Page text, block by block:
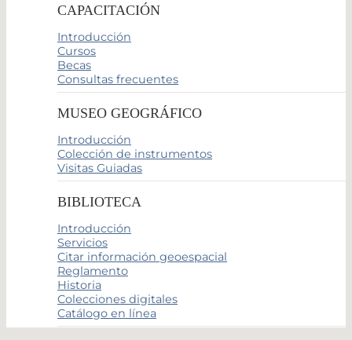
CAPACITACIÓN
Introducción
Cursos
Becas
Consultas frecuentes
MUSEO GEOGRÁFICO
Introducción
Colección de instrumentos
Visitas Guiadas
BIBLIOTECA
Introducción
Servicios
Citar información geoespacial
Reglamento
Historia
Colecciones digitales
Catálogo en línea